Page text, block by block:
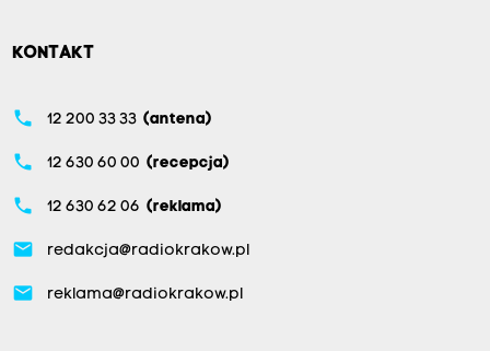
KONTAKT
phone 12 200 33 33 (antena)
phone 12 630 60 00 (recepcja)
phone 12 630 62 06 (reklama)
email redakcja@radiokrakow.pl
email reklama@radiokrakow.pl